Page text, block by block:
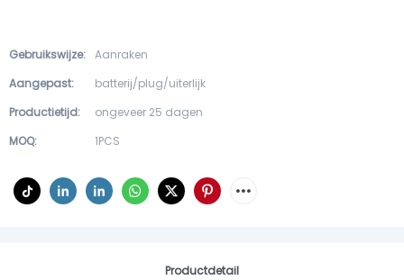
Gebruikswijze: Aanraken
Aangepast:
batterij/plug/uiterlijk
Productietijd:
ongeveer 25 dagen
MOQ:
1PCS
Productdetail